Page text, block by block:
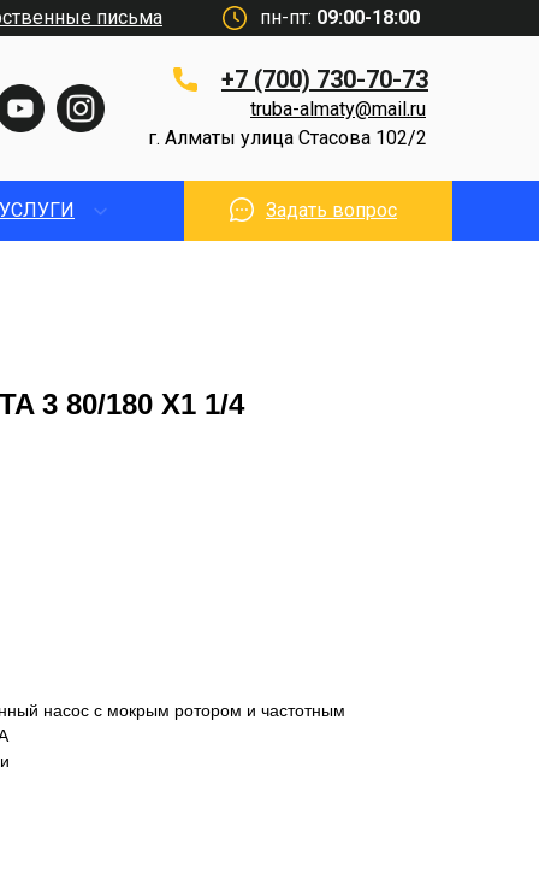
пн-пт: 09:00-18:00
+7 (700) 730-70-73
г. Алматы улица Стасова 102/2
truba-almaty@mail.ru
письма
Задать вопрос
3 80/180 X1 1/4
насос с мокрым ротором и частотным